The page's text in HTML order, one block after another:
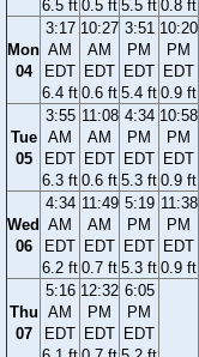
6.5 ft 0.5 ft 5.5 ft 0.8 ft
Mon
04
3:17
AM
EDT
6.4 ft
10:27
AM
EDT
0.6 ft
3:51
PM
EDT
5.4 ft
10:20
PM
EDT
0.9 ft
Tue
05
3:55
AM
EDT
6.3 ft
11:08
AM
EDT
0.6 ft
4:34
PM
EDT
5.3 ft
10:58
PM
EDT
0.9 ft
Wed
06
4:34
AM
EDT
6.2 ft
11:49
AM
EDT
0.7 ft
5:19
PM
EDT
5.3 ft
11:38
PM
EDT
0.9 ft
Thu
07
5:16
AM
EDT
12:32
PM
EDT
6:05
PM
EDT